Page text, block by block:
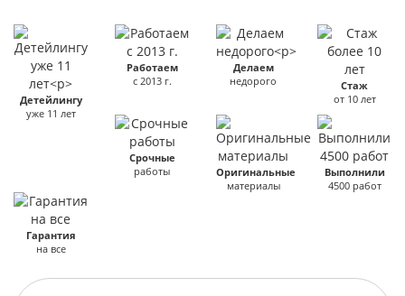
Детейлингу
уже 11 лет
Работаем
с 2013 г.
Делаем
недорого
Стаж
от 10 лет
Срочные
работы
Оригинальные
материалы
Выполнили
4500 работ
Гарантия
на все